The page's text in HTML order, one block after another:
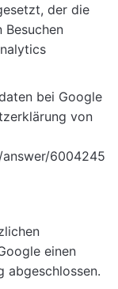
der die
Besuchen
bei Google
von
6004245
einen
abgeschlossen.